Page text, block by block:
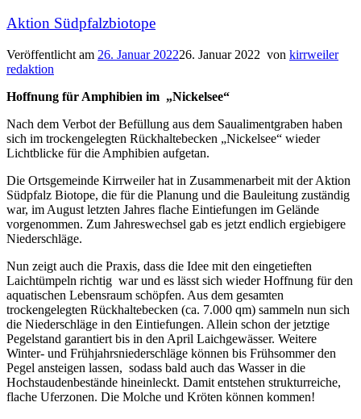
Aktion Südpfalzbiotope
Veröffentlicht am 26. Januar 202226. Januar 2022 von kirrweiler
redaktion
Hoffnung für Amphibien im „Nickelsee“
Nach dem Verbot der Befüllung aus dem Saualimentgraben haben
sich im trockengelegten Rückhaltebecken „Nickelsee“ wieder
Lichtblicke für die Amphibien aufgetan.
Die Ortsgemeinde Kirrweiler hat in Zusammenarbeit mit der Aktion
Südpfalz Biotope, die für die Planung und die Bauleitung zuständig
war, im August letzten Jahres flache Eintiefungen im Gelände
vorgenommen. Zum Jahreswechsel gab es jetzt endlich ergiebigere
Niederschläge.
Nun zeigt auch die Praxis, dass die Idee mit den eingetieften
Laichtümpeln richtig war und es lässt sich wieder Hoffnung für den
aquatischen Lebensraum schöpfen. Aus dem gesamten
trockengelegten Rückhaltebecken (ca. 7.000 qm) sammeln nun sich
die Niederschläge in den Eintiefungen. Allein schon der jetztige
Pegelstand garantiert bis in den April Laichgewässer. Weitere
Winter- und Frühjahrsniederschläge können bis Frühsommer den
Pegel ansteigen lassen, sodass bald auch das Wasser in die
Hochstaudenbestände hineinleckt. Damit entstehen strukturreiche,
flache Uferzonen. Die Molche und Kröten können kommen!